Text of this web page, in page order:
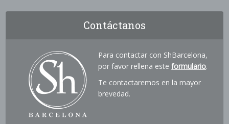
Contáctanos
Para contactar con ShBarcelona,
por favor rellena esteformulario.
Te contactaremos en la mayor
brevedad.